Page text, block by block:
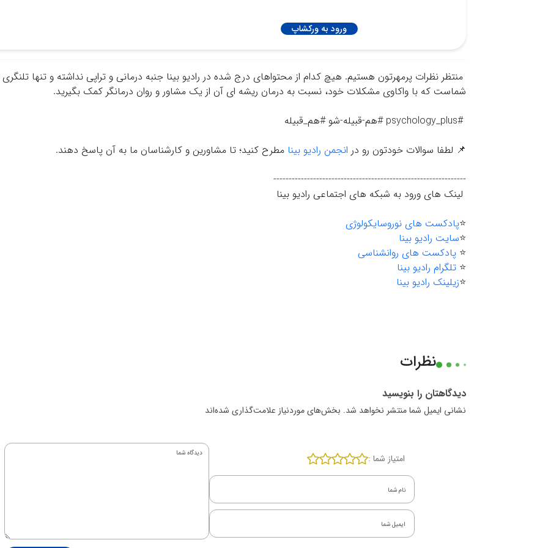
ورود به ورکشاپ
منتظر نظرات پرمهرتون هستیم. هیچ کدام از محتواهای درج شده در رادیو بینا جنبه درمانی و تراپی نداشته و تنها تلنگری
شماست که با واکاوي مشکلات خود، نسبت به درمان ریشه ای آن از یک مشاور و روان درمانگر کمک بگیرید.
#psychology_plus #هم-قبیله-شو #هم_قبیله
📌 لطفا سوالات خودتون رو در انجمن رادیو بینا مطرح کنید؛ تا مشاورین و کارشناسان ما به آن پاسخ دهند.
---------------------------------------------------------------
لینک های ورود به شبکه های اجتماعی رادیو بینا
⭐️پادکست های نوروسایکولوژی
⭐️سایت رادیو بینا
⭐️پادکست های روانشناسی
⭐️تلگرام رادیو بینا
⭐️زیلینک رادیو بینا
نظرات
دیدگاهتان را بنویسید
نشانی ایمیل شما منتشر نخواهد شد. بخش‌های موردنیاز علامت‌گذاری شده‌اند
امتیاز شما :